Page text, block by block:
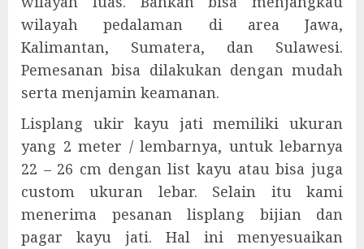
wilayah pedalaman di area Jawa,
Kalimantan, Sumatera, dan Sulawesi.
Pemesanan bisa dilakukan dengan mudah
serta menjamin keamanan.
Lisplang ukir kayu jati memiliki ukuran
yang 2 meter / lembarnya, untuk lebarnya
22 – 26 cm dengan list kayu atau bisa juga
custom ukuran lebar. Selain itu kami
menerima pesanan lisplang bijian dan
pagar kayu jati. Hal ini menyesuaikan